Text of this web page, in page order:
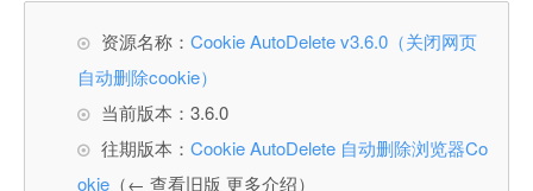
资源名称： Cookie AutoDelete v3.6.0（关闭网页
自动删除cookie）
当前版本：3.6.0
往期版本： Cookie AutoDelete 自动删除浏览器Co
okie （← 查看旧版 更多介绍）